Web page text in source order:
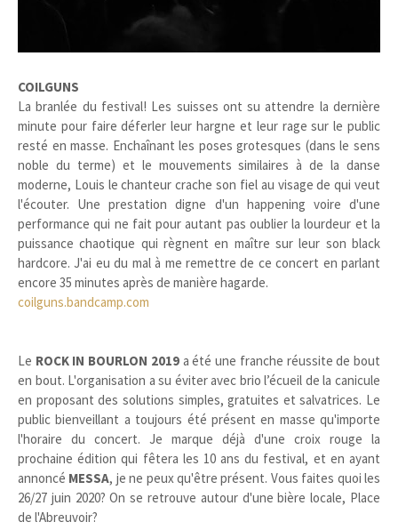
COILGUNS
La branlée du festival! Les suisses ont su attendre la dernière
minute pour faire déferler leur hargne et leur rage sur le public
resté en masse. Enchaînant les poses grotesques (dans le sens
noble du terme) et le mouvements similaires à de la danse
moderne, Louis le chanteur crache son fiel au visage de qui veut
l'écouter. Une prestation digne d'un happening voire d'une
performance qui ne fait pour autant pas oublier la lourdeur et la
puissance chaotique qui règnent en maître sur leur son black
hardcore. J'ai eu du mal à me remettre de ce concert en parlant
encore 35 minutes après de manière hagarde.
coilguns.bandcamp.com
Le ROCK IN BOURLON 2019 a été une franche réussite de bout
en bout. L'organisation a su éviter avec brio l’écueil de la canicule
en proposant des solutions simples, gratuites et salvatrices. Le
public bienveillant a toujours été présent en masse qu'importe
l'horaire du concert. Je marque déjà d'une croix rouge la
prochaine édition qui fêtera les 10 ans du festival, et en ayant
annoncé MESSA, je ne peux qu'être présent. Vous faites quoi les
26/27 juin 2020? On se retrouve autour d'une bière locale, Place
de l'Abreuvoir?